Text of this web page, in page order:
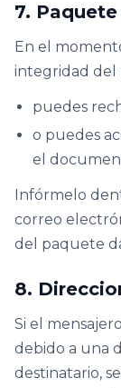
7.
En el
integridad del
puedes
o puedes
el
Infórmelo
correo
del paquete
8.
Si el
debido a una
destinatario,